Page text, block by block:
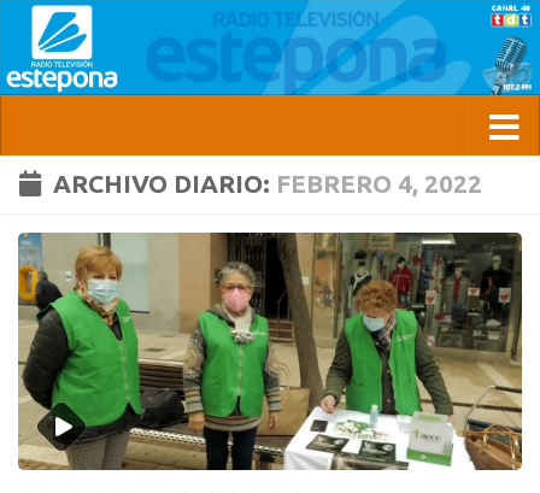
ARCHIVO DIARIO: FEBRERO 4, 2022